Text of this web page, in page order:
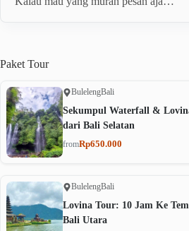
Paket Tour
BulelengBali
Sekumpul Waterfall &
dari Bali Selatan
fromRp650.000
BulelengBali
Lovina Tour: 10 Jam Ke
Bali Utara